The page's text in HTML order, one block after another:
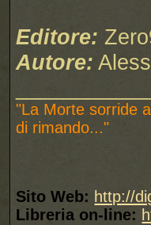
Editore:
Autore:
"La Morte sorride
di rimando..."
Sito Web: http://
Libreria on-line: